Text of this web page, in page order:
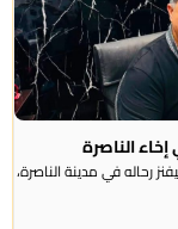
الناصرة
في مدينة الناصرة،